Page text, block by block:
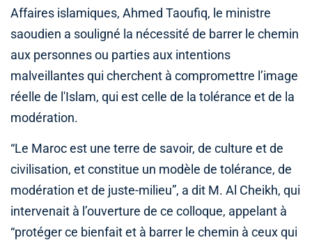
Affaires islamiques, Ahmed Taoufiq, le ministre
saoudien a souligné la nécessité de barrer le chemin
aux personnes ou parties aux intentions
malveillantes qui cherchent à compromettre l’image
réelle de l'Islam, qui est celle de la tolérance et de la
modération.
“Le Maroc est une terre de savoir, de culture et de
civilisation, et constitue un modèle de tolérance, de
modération et de juste-milieu”, a dit M. Al Cheikh, qui
intervenait à l’ouverture de ce colloque, appelant à
“protéger ce bienfait et à barrer le chemin à ceux qui